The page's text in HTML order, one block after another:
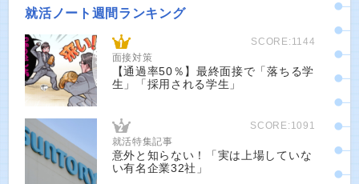
就活ノート週間ランキング
SCORE:1144
面接対策
【通過率50％】最終面接で「落ちる学
生」「採用される学生」
SCORE:1091
就活特集記事
意外と知らない！「実は上場していな
い有名企業32社」